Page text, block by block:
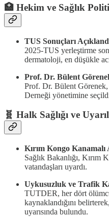
🏥 Hekim ve Sağlık
TUS Sonuçları
2025-TUS yerleştirme
dermatoloji, en düşükle
Prof. Dr. Bülent
Prof. Dr. Bülent
Derneği yönetimine
🧬 Halk Sağlığı ve
Kırım Kongo Kanamalı
Sağlık Bakanlığı, Kırım
vatandaşları uyardı.
Uykusuzluk ve Trafik
TUTDER, her dört
kaynaklandığını
uyarısında bulundu.